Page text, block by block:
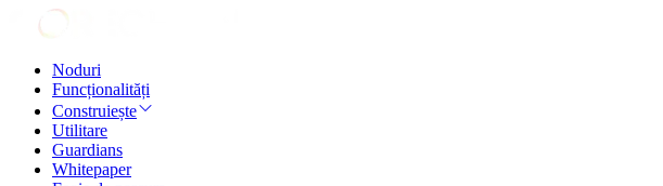
Noduri
Funcționalități
Construiește
Utilitare
Guardians
Whitepaper